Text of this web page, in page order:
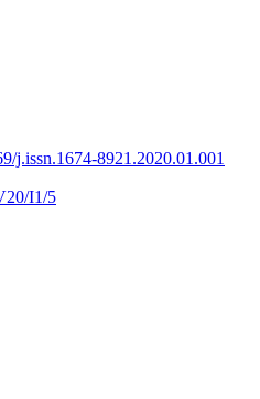
j.issn.1674-8921.2020.01.001
I1/5